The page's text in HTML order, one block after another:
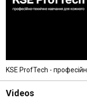
KSE ProfTech -
Videos